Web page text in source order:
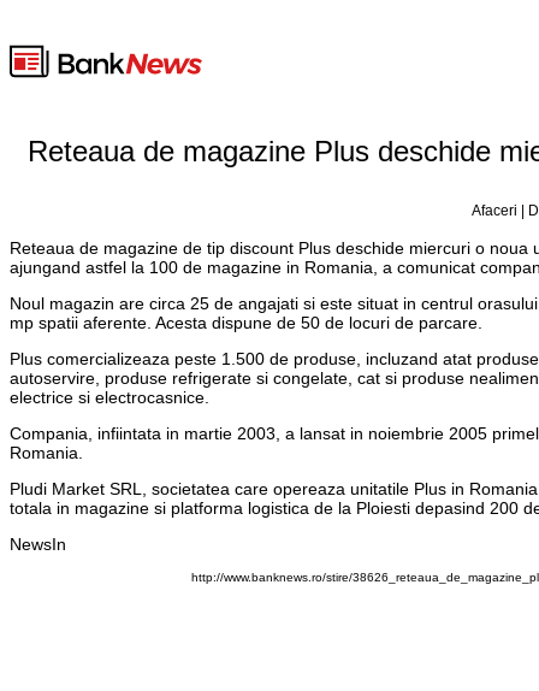
Reteaua de magazine Plus deschide
Afaceri |
Reteaua de magazine de tip discount Plus deschide miercuri o
ajungand astfel la 100 de magazine in Romania, a comunicat
Noul magazin are circa 25 de angajati si este situat in centrul
mp spatii aferente. Acesta dispune de 50 de locuri de parcare.
Plus comercializeaza peste 1.500 de produse, incluzand atat
autoservire, produse refrigerate si congelate, cat si produse
electrice si electrocasnice.
Compania, infiintata in martie 2003, a lansat in noiembrie 2005
Romania.
Pludi Market SRL, societatea care opereaza unitatile Plus in
totala in magazine si platforma logistica de la Ploiesti depasind 200
NewsIn
http://www.banknews.ro/stire/